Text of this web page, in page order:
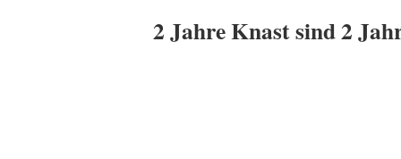
2 Jahre Knast sind 2